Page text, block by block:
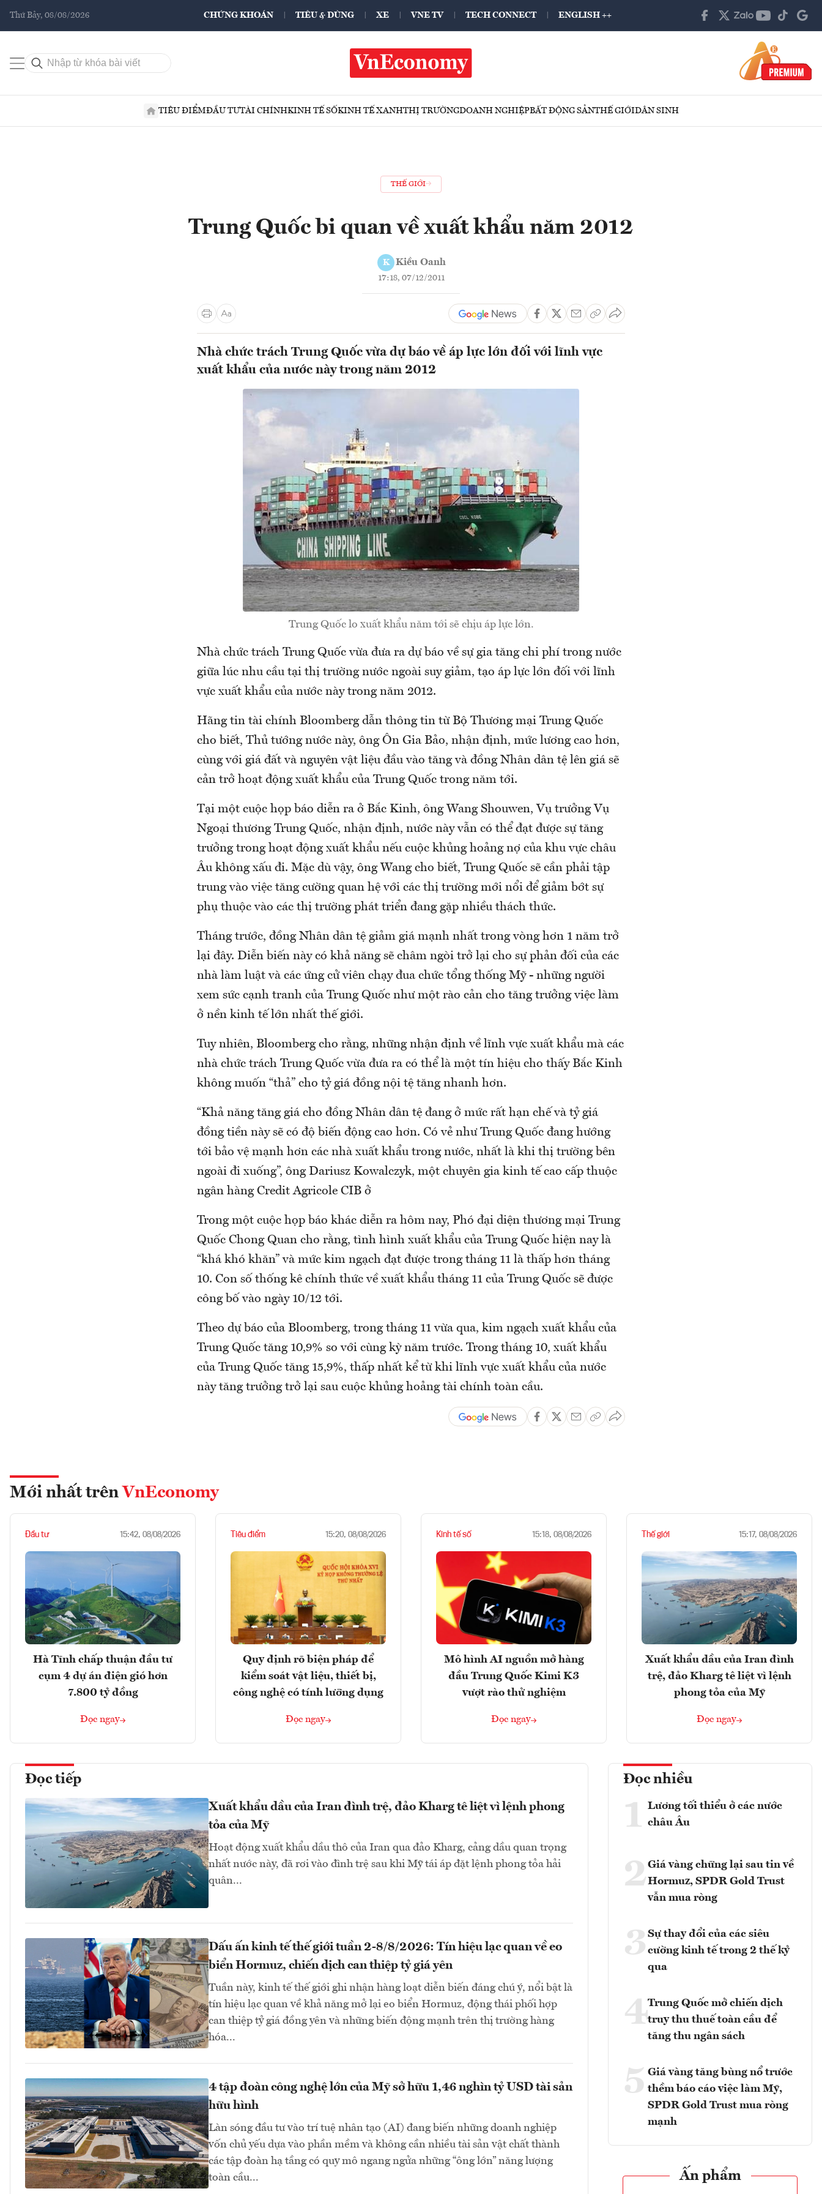
Thứ Bảy, 08/08/2026 CHỨNG KHOÁN TIÊU & DÙNG XE VNE TV TECH CONNECT ENGLISH ++
TIÊU ĐIỂMĐẦU TƯTÀI CHÍNHKINH TẾ SỐKINH TẾ XANHTHỊ TRƯỜNGDOANH NGHIỆPBẤT ĐỘNG SẢNTHẾ GIỚIDÂN SINH
THẾ GIỚI
Trung Quốc bi quan về xuất khẩu năm 2012
K Kiều Oanh
17:18, 07/12/2011
Nhà chức trách Trung Quốc vừa dự báo về áp lực lớn đối với lĩnh vực
xuất khẩu của nước này trong năm 2012
Trung Quốc lo xuất khẩu năm tới sẽ chịu áp lực lớn.
Nhà chức trách Trung Quốc vừa đưa ra dự báo về sự gia tăng chi phí trong nước
giữa lúc nhu cầu tại thị trường nước ngoài suy giảm, tạo áp lực lớn đối với lĩnh
vực xuất khẩu của nước này trong năm 2012.
Hãng tin tài chính Bloomberg dẫn thông tin từ Bộ Thương mại Trung Quốc
cho biết, Thủ tướng nước này, ông Ôn Gia Bảo, nhận định, mức lương cao hơn,
cùng với giá đất và nguyên vật liệu đầu vào tăng và đồng Nhân dân tệ lên giá sẽ
cản trở hoạt động xuất khẩu của Trung Quốc trong năm tới.
Tại một cuộc họp báo diễn ra ở Bắc Kinh, ông Wang Shouwen, Vụ trưởng Vụ
Ngoại thương Trung Quốc, nhận định, nước này vẫn có thể đạt được sự tăng
trưởng trong hoạt động xuất khẩu nếu cuộc khủng hoảng nợ của khu vực châu
Âu không xấu đi. Mặc dù vậy, ông Wang cho biết, Trung Quốc sẽ cần phải tập
trung vào việc tăng cường quan hệ với các thị trường mới nổi để giảm bớt sự
phụ thuộc vào các thị trường phát triển đang gặp nhiều thách thức.
Tháng trước, đồng Nhân dân tệ giảm giá mạnh nhất trong vòng hơn 1 năm trở
lại đây. Diễn biến này có khả năng sẽ châm ngòi trở lại cho sự phản đối của các
nhà làm luật và các ứng cử viên chạy đua chức tổng thống Mỹ - những người
xem sức cạnh tranh của Trung Quốc như một rào cản cho tăng trưởng việc làm
ở nền kinh tế lớn nhất thế giới.
Tuy nhiên, Bloomberg cho rằng, những nhận định về lĩnh vực xuất khẩu mà các
nhà chức trách Trung Quốc vừa đưa ra có thể là một tín hiệu cho thấy Bắc Kinh
không muốn “thả” cho tỷ giá đồng nội tệ tăng nhanh hơn.
“Khả năng tăng giá cho đồng Nhân dân tệ đang ở mức rất hạn chế và tỷ giá
đồng tiền này sẽ có độ biến động cao hơn. Có vẻ như Trung Quốc đang hướng
tới bảo vệ mạnh hơn các nhà xuất khẩu trong nước, nhất là khi thị trường bên
ngoài đi xuống”, ông Dariusz Kowalczyk, một chuyên gia kinh tế cao cấp thuộc
ngân hàng Credit Agricole CIB ở
Trong một cuộc họp báo khác diễn ra hôm nay, Phó đại diện thương mại Trung
Quốc Chong Quan cho rằng, tình hình xuất khẩu của Trung Quốc hiện nay là
“khá khó khăn” và mức kim ngạch đạt được trong tháng 11 là thấp hơn tháng
10. Con số thống kê chính thức về xuất khẩu tháng 11 của Trung Quốc sẽ được
công bố vào ngày 10/12 tới.
Theo dự báo của Bloomberg, trong tháng 11 vừa qua, kim ngạch xuất khẩu của
Trung Quốc tăng 10,9% so với cùng kỳ năm trước. Trong tháng 10, xuất khẩu
của Trung Quốc tăng 15,9%, thấp nhất kể từ khi lĩnh vực xuất khẩu của nước
này tăng trưởng trở lại sau cuộc khủng hoảng tài chính toàn cầu.
Mới nhất trên VnEconomy
Đầu tư 15:42, 08/08/2026
Hà Tĩnh chấp thuận đầu tư
cụm 4 dự án điện gió hơn
7.800 tỷ đồng
Đọc ngay
Tiêu điểm 15:20, 08/08/2026
Quy định rõ biện pháp để
kiểm soát vật liệu, thiết bị,
công nghệ có tính lưỡng dụng
Đọc ngay
Kinh tế số 15:18, 08/08/2026
Mô hình AI nguồn mở hàng
đầu Trung Quốc Kimi K3
vượt rào thử nghiệm
Đọc ngay
Thế giới 15:17, 08/08/2026
Xuất khẩu dầu của Iran đình
trệ, đảo Kharg tê liệt vì lệnh
phong tỏa của Mỹ
Đọc ngay
Đọc tiếp
Xuất khẩu dầu của Iran đình trệ, đảo Kharg tê liệt vì lệnh phong
tỏa của Mỹ
Hoạt động xuất khẩu dầu thô của Iran qua đảo Kharg, cảng dầu quan trọng
nhất nước này, đã rơi vào đình trệ sau khi Mỹ tái áp đặt lệnh phong tỏa hải
quân...
Dấu ấn kinh tế thế giới tuần 2-8/8/2026: Tín hiệu lạc quan về eo
biển Hormuz, chiến dịch can thiệp tỷ giá yên
Tuần này, kinh tế thế giới ghi nhận hàng loạt diễn biến đáng chú ý, nổi bật là
tín hiệu lạc quan về khả năng mở lại eo biển Hormuz, động thái phối hợp
can thiệp tỷ giá đồng yên và những biến động mạnh trên thị trường hàng
hóa...
4 tập đoàn công nghệ lớn của Mỹ sở hữu 1,46 nghìn tỷ USD tài sản
hữu hình
Làn sóng đầu tư vào trí tuệ nhân tạo (AI) đang biến những doanh nghiệp
vốn chủ yếu dựa vào phần mềm và không cần nhiều tài sản vật chất thành
các tập đoàn hạ tầng có quy mô ngang ngửa những “ông lớn” năng lượng
toàn cầu...
Đọc nhiều
1 Lương tối thiểu ở các nước
châu Âu
2Giá vàng chững lại sau tin về
Hormuz, SPDR Gold Trust
vẫn mua ròng
3 Sự thay đổi của các siêu
cường kinh tế trong 2 thế kỷ
qua
4Trung Quốc mở chiến dịch
truy thu thuế toàn cầu để
tăng thu ngân sách
5 Giá vàng tăng bùng nổ trước
thềm báo cáo việc làm Mỹ,
SPDR Gold Trust mua ròng
mạnh
Ấn phẩm